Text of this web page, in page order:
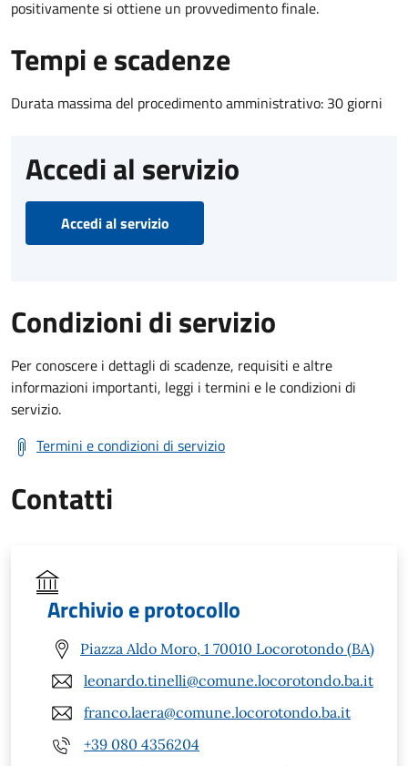
positivamente si ottiene un provvedimento finale.
Tempi e scadenze
Durata massima del procedimento amministrativo: 30 giorni
Accedi al servizio
Accedi al servizio
Condizioni di servizio
Per conoscere i dettagli di scadenze, requisiti e altre
informazioni importanti, leggi i termini e le condizioni di
servizio.
Termini e condizioni di servizio
Contatti
Archivio e protocollo
Piazza Aldo Moro, 1 70010 Locorotondo (BA)
leonardo.tinelli@comune.locorotondo.ba.it
franco.laera@comune.locorotondo.ba.it
+39 080 4356204